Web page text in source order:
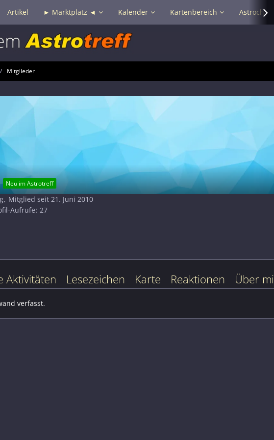
Artikel ► Marktplatz ◄ Kalender Kartenbereich Astrochat
Mitglieder
Neu im Astrotreff
Mitglied seit 21. Juni 2010
Aufrufe 27
Aktivitäten Lesezeichen Karte Reaktionen Über
verfasst.